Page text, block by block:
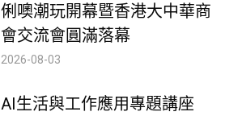
俐噢潮玩開幕暨香港大中華商
會交流會圓滿落幕
2026-08-03
AI生活與工作應用專題講座